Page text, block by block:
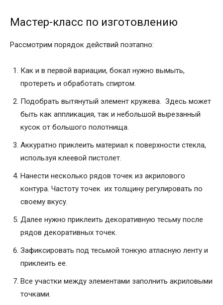
Мастер-класс по изготовлению
Рассмотрим порядок действий поэтапно:
Как и в первой вариации, бокал нужно вымыть,
протереть и обработать спиртом.
Подобрать вытянутый элемент кружева. Здесь может
быть как аппликация, так и небольшой вырезанный
кусок от большого полотнища.
Аккуратно приклеить материал к поверхности стекла,
используя клеевой пистолет.
Нанести несколько рядов точек из акрилового
контура. Частоту точек их толщину регулировать по
своему вкусу.
Далее нужно приклеить декоративную тесьму после
рядов декоративных точек.
Зафиксировать под тесьмой тонкую атласную ленту и
приклеить ее.
Все участки между элементами заполнить акриловыми
точками.